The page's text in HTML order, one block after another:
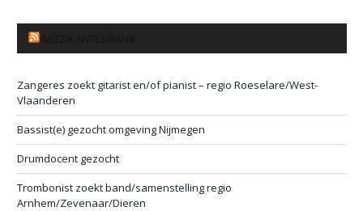
Zangeres zoekt gitarist en/of pianist – regio Roeselare/West-
Vlaanderen
Bassist(e) gezocht omgeving Nijmegen
Drumdocent gezocht
Trombonist zoekt band/samenstelling regio
Arnhem/Zevenaar/Dieren